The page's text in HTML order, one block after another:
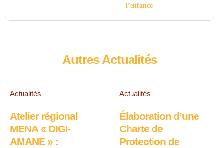
l’enfance
Autres Actualités
Actualités
Atelier régional
MENA « DIGI-
AMANE » :
Actualités
Élaboration d’une
Charte de
Protection de